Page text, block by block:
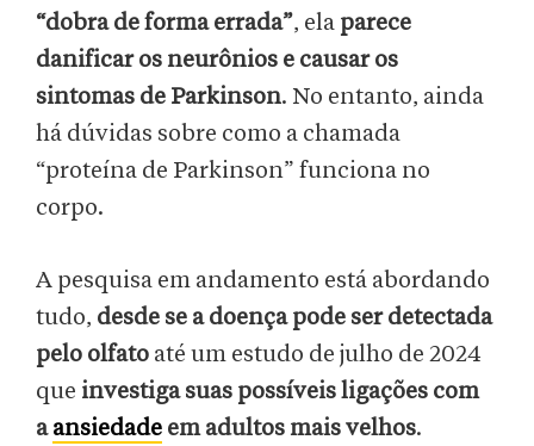
“dobra de forma errada”, ela parece
danificar os neurônios e causar os
sintomas de Parkinson. No entanto, ainda
há dúvidas sobre como a chamada
“proteína de Parkinson” funciona no
corpo.
A pesquisa em andamento está abordando
tudo, desde se a doença pode ser detectada
pelo olfato até um estudo de julho de 2024
que investiga suas possíveis ligações com
aansiedade em adultos mais velhos.